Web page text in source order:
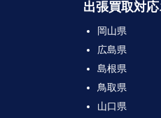
出張買取対
岡山県
広島県
島根県
鳥取県
山口県